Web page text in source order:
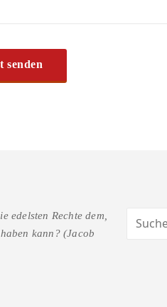
edelsten Rechte dem,
kann? (Jacob